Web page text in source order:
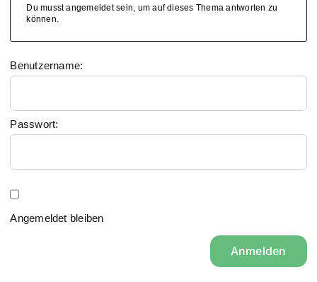
Du musst angemeldet sein, um auf dieses Thema antworten zu
können.
Benutzername:
Passwort:
Angemeldet bleiben
Anmelden